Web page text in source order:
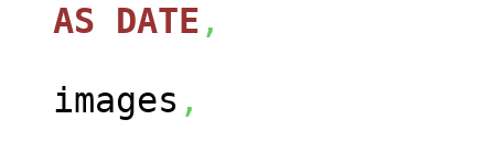
AS
DATE ,
images ,